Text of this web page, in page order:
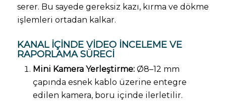
serer. Bu sayede gereksiz kazı, kırma ve dökme
işlemleri ortadan kalkar.
KANAL İÇINDE VIDEO İNCELEME VE
RAPORLAMA SÜRECI
Mini Kamera Yerleştirme:Ø8–12 mm
çapında esnek kablo üzerine entegre
edilen kamera, boru içinde ilerletilir.